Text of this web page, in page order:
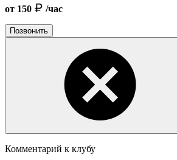
от 150 /час
Позвонить
Комментарий к клубу